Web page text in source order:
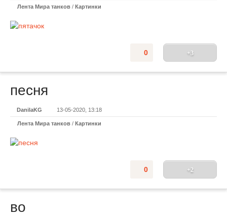
Лента Мира танков / Картинки
+3
0
песня
DanilaKG 13-05-2020, 13:18
Лента Мира танков / Картинки
+2
0
во